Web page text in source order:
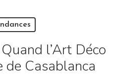
Quand l’Art Déco
de Casablanca